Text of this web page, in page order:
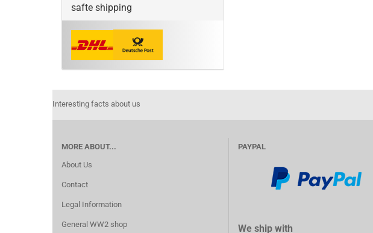
safte shipping
Interesting facts about us
MORE ABOUT...
About Us
Contact
Legal Information
General WW2 shop
PAYPAL
We ship with